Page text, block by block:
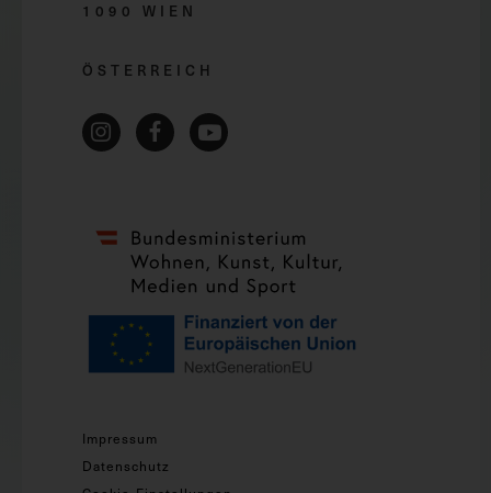
1090 WIEN
ÖSTERREICH
Impressum
Datenschutz